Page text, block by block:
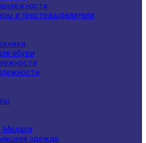
и текстовыделители
обуви
Медали
одежда